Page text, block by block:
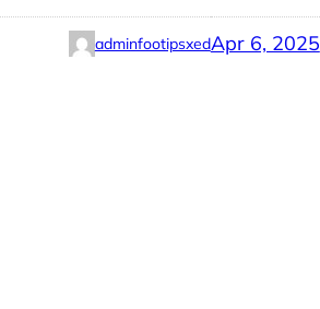
adminfootipsxedApr 6, 2025